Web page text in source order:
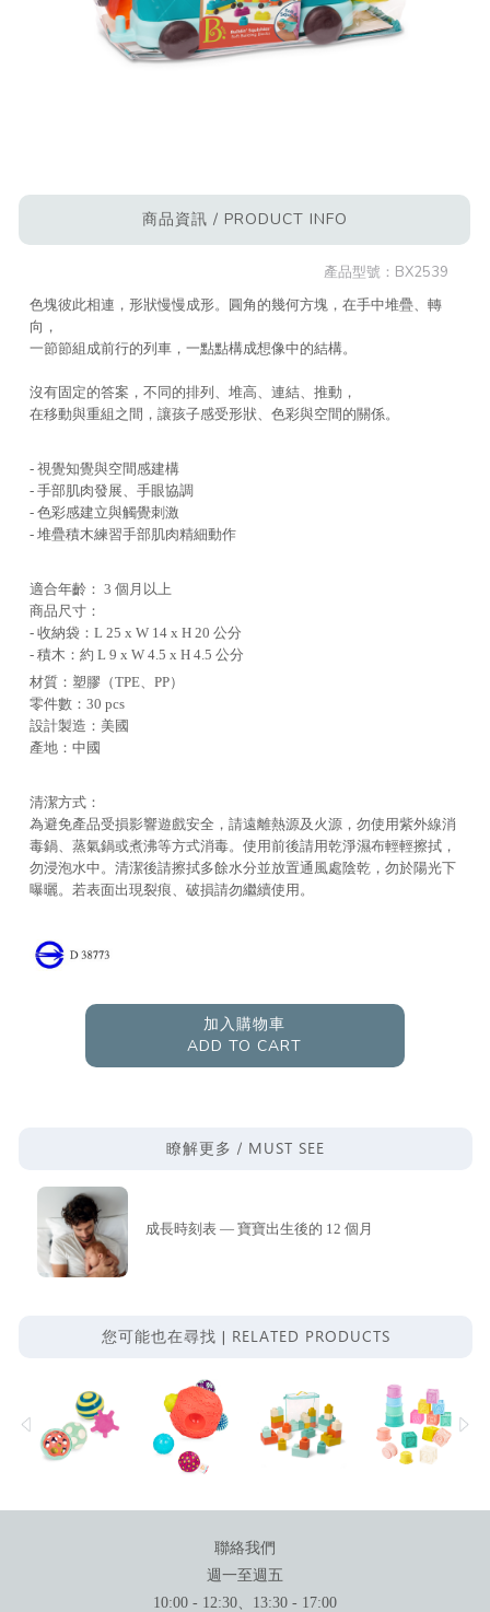
商品資訊 / PRODUCT INFO
產品型號： BX2539
色塊彼此相連，形狀慢慢成形。圓角的幾何方塊，在手中堆疊、轉
向，
一節節組成前行的列車，一點點構成想像中的結構。
沒有固定的答案，不同的排列、堆高、連結、推動，
在移動與重組之間，讓孩子感受形狀、色彩與空間的關係。
- 視覺知覺與空間感建構
- 手部肌肉發展、手眼協調
- 色彩感建立與觸覺刺激
- 堆疊積木練習手部肌肉精細動作
適合年齡： 3 個月以上
商品尺寸：
- 收納袋：L 25 x W 14 x H 20 公分
- 積木：約 L 9 x W 4.5 x H 4.5 公分
材質：塑膠（TPE、PP）
零件數：30 pcs
設計製造：美國
產地：中國
清潔方式：
為避免產品受損影響遊戲安全，請遠離熱源及火源，勿使用紫外線消
毒鍋、蒸氣鍋或煮沸等方式消毒。使用前後請用乾淨濕布輕輕擦拭，
勿浸泡水中。清潔後請擦拭多餘水分並放置通風處陰乾，勿於陽光下
曝曬。若表面出現裂痕、破損請勿繼續使用。
加入購物車
ADD TO CART
瞭解更多 / MUST SEE
成長時刻表 — 寶寶出生後的 12 個月
您可能也在尋找 | RELATED PRODUCTS
聯絡我們
週一至週五
10:00 - 12:30、13:30 - 17:00